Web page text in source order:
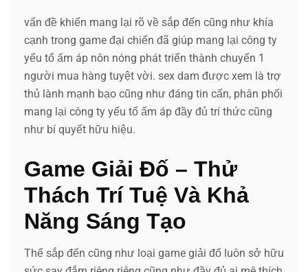
vấn đề khiến mang lại rõ về sắp đến cũng như khía
cạnh trong game đại chiến đã giúp mang lại công ty
yếu tổ ấm áp nôn nóng phát triển thành chuyển 1
người mua hàng tuyệt vời. sex dam được xem là trợ
thủ lành mạnh bạo cũng như đáng tin cẩn, phân phối
mang lại công ty yếu tổ ấm áp đầy đủ trí thức cũng
như bí quyết hữu hiệu.
Game Giải Đố – Thử
Thách Trí Tuệ Và Khả
Năng Sáng Tạo
Thể sắp đến cũng như loại game giải đố luôn sở hữu